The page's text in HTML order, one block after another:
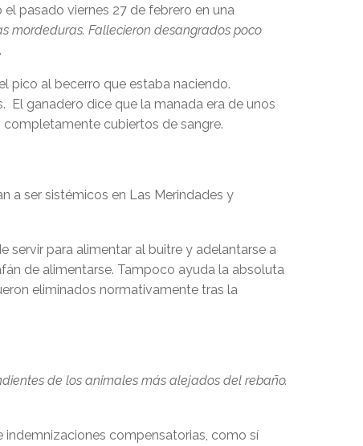
pasado viernes 27 de febrero en una
mordeduras. Fallecieron desangrados poco
pico al becerro que estaba naciendo.
El ganadero dice que la manada era de unos
cubiertos de sangre.
a ser sistémicos en Las Merindades y
servir para alimentar al buitre y adelantarse a
de alimentarse. Tampoco ayuda la absoluta
eliminados normativamente tras la
de los animales más alejados del rebaño.
compensatorias, como sí